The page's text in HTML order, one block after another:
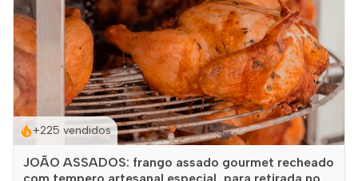
+225 vendidos
JOÃO ASSADOS: frango assado gourmet recheado
com tempero artesanal especial, para retirada no